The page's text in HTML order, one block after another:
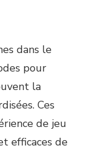
dans le
pour
la
Ces
de jeu
efficaces de